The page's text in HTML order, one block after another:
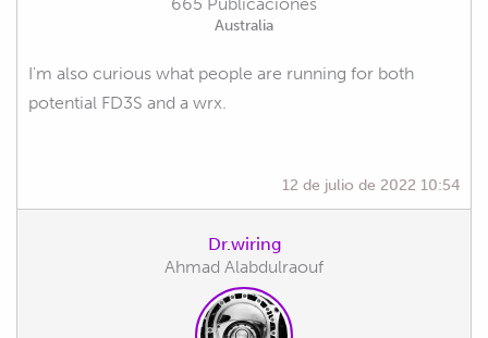
Australia
I'm also curious what people are running for both
potential FD3S and a wrx.
12 de julio de 2022 10:54
Dr.wiring
Ahmad Alabdulraouf